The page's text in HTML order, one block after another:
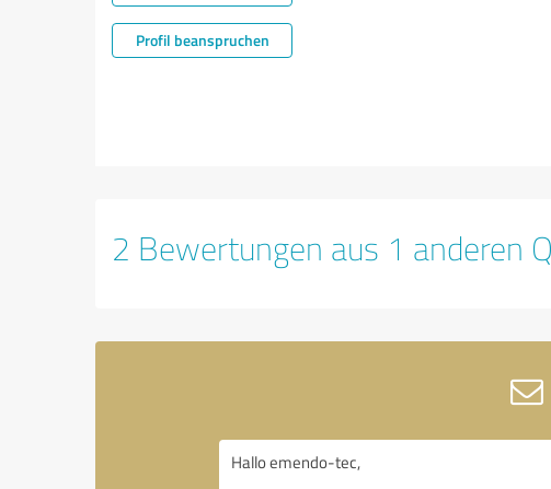
Profil beanspruchen
2 Bewertungen aus 1 anderen